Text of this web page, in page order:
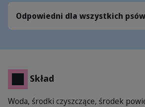
Odpowiedni dla wszystkich
Skład
Woda, środki czyszczące, środek